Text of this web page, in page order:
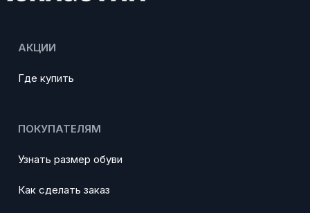
АКЦИИ
Где купить
ПОКУПАТЕЛЯМ
Узнать размер обуви
Как сделать заказ